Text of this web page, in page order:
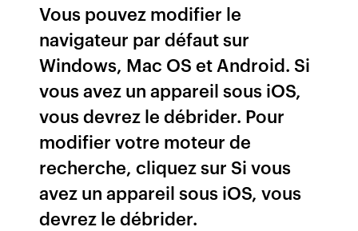
Vous pouvez modifier le
navigateur par défaut sur
Windows, Mac OS et Android. Si
vous avez un appareil sous iOS,
vous devrez le débrider. Pour
modifier votre moteur de
recherche, cliquez sur Si vous
avez un appareil sous iOS, vous
devrez le débrider.